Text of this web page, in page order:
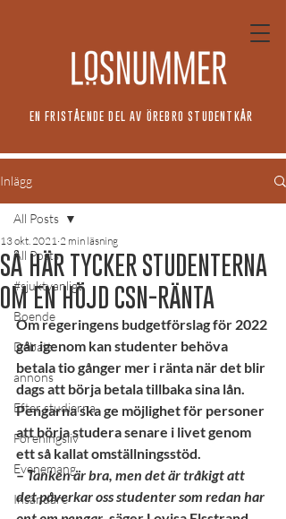
EN FRISTÅENDE DEL AV ÖREBRO STUDENTKÅR
Inlägg
All Posts
#sjuktvanligt
Boende
Debatt
annons
Efter studierna
Föreningsliv
Evenemang
Insändare
All Posts
SÅ HÄR TYCKER STUDENTERNA
OM EN HÖJD CSN-RÄNTA
13 okt. 2021 2 min läsning
Om regeringens budgetförslag för 2022
går igenom kan studenter behöva
betala tio gånger mer i ränta när det blir
dags att börja betala tillbaka sina lån.
Pengarna ska ge möjlighet för personer
att börja studera senare i livet genom
ett så kallat omställningsstöd.
– Tanken är bra, men det är tråkigt att
det påverkar oss studenter som redan har